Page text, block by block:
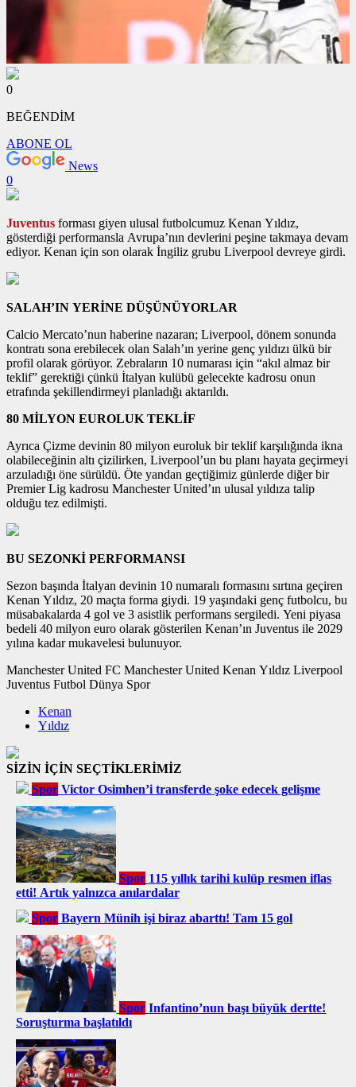
0
BEĞENDİM
ABONE OL
News
0
Juventus forması giyen ulusal futbolcumuz Kenan Yıldız,
gösterdiği performansla Avrupa’nın devlerini peşine takmaya devam
ediyor. Kenan için son olarak İngiliz grubu Liverpool devreye girdi.
SALAH’IN YERİNE DÜŞÜNÜYORLAR
Calcio Mercato’nun haberine nazaran; Liverpool, dönem sonunda
kontratı sona erebilecek olan Salah’ın yerine genç yıldızı ülkü bir
profil olarak görüyor. Zebraların 10 numarası için “akıl almaz bir
teklif” gerektiği çünkü İtalyan kulübü gelecekte kadrosu onun
etrafında şekillendirmeyi planladığı aktarıldı.
80 MİLYON EUROLUK TEKLİF
Ayrıca Çizme devinin 80 milyon euroluk bir teklif karşılığında ikna
olabileceğinin altı çizilirken, Liverpool’un bu planı hayata geçirmeyi
arzuladığı öne sürüldü. Öte yandan geçtiğimiz günlerde diğer bir
Premier Lig kadrosu Manchester United’ın ulusal yıldıza talip
olduğu tez edilmişti.
BU SEZONKİ PERFORMANSI
Sezon başında İtalyan devinin 10 numaralı formasını sırtına geçiren
Kenan Yıldız, 20 maçta forma giydi. 19 yaşındaki genç futbolcu, bu
müsabakalarda 4 gol ve 3 asistlik performans sergiledi. Yeni piyasa
bedeli 40 milyon euro olarak gösterilen Kenan’ın Juventus ile 2029
yılına kadar mukavelesi bulunuyor.
Manchester United FC Manchester United Kenan Yıldız Liverpool
Juventus Futbol Dünya Spor
Kenan
Yıldız
SİZİN İÇİN SEÇTİKLERİMİZ
Spor Victor Osimhen’i transferde şoke edecek gelişme
Spor 115 yıllık tarihi kulüp resmen iflas
etti! Artık yalnızca anılardalar
Spor Bayern Münih işi biraz abarttı! Tam 15 gol
Spor Infantino’nun başı büyük dertte!
Soruşturma başlatıldı